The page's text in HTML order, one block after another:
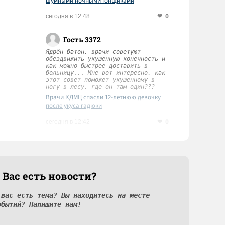
сегодня в 12:48 0
Гость 3372
Ядрён батон, врачи советуют
обездвижить укушенную конечность и
как можно быстрее доставить в
больницу... Мне вот интересно, как
этот совет поможет укушенному в
ногу в лесу, где он там один???
Врачи КДМЦ спасли 12-летнюю девочку
после укуса гадюки
есть новости?
есть тема? Вы находитесь на месте
Напишите нам!